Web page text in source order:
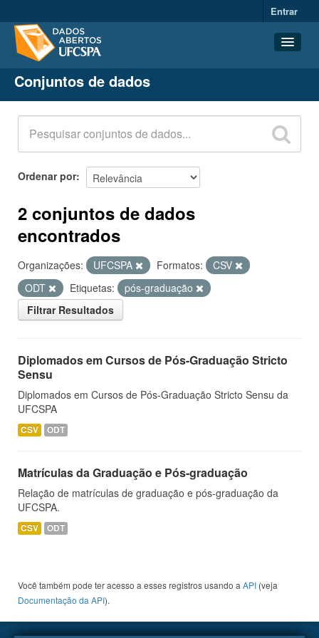
Entrar
Conjuntos de dados
Organizações
Grupos
Sobre
Conjuntos de dados
Ordenar por
2 conjuntos de dados
encontrados
Organizações: UFCSPA Formatos:
CSV
ODT
Etiquetas:
pós-graduação
Filtrar Resultados
Diplomados em Cursos de Pós-Graduação Stricto
Sensu
Diplomados em Cursos de Pós-Graduação Stricto Sensu da
UFCSPA
CSV ODT
Matrículas da Graduação e Pós-graduação
Relação de matrículas de graduação e pós-graduação da
UFCSPA.
CSV ODT
Você também pode ter acesso a esses registros usando a API (veja
Documentação da API).